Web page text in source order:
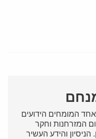
מנחם
המומחים הידועים
המזרחנות וחקר
הניסיון והידע העשיר